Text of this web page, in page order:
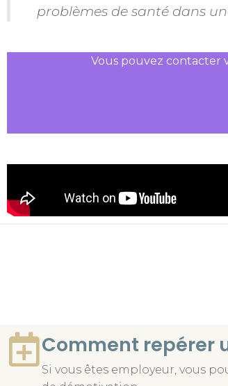
problèmes de santé dans
Vous pouvez contacter
Comment repérer
Si vous êtes employeur, vous